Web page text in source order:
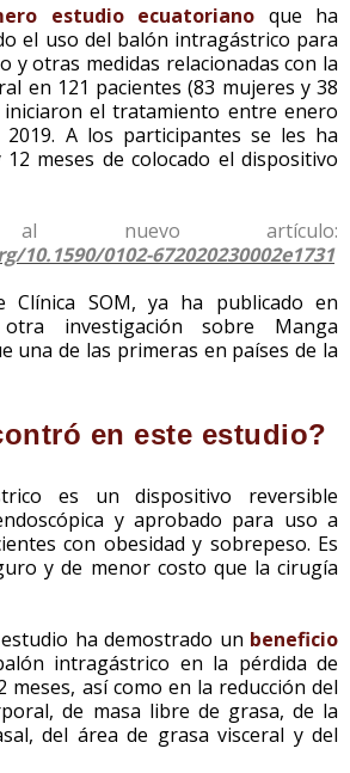
estudio ecuatoriano que ha
el uso del balón intragástrico para
y otras medidas relacionadas con la
en 121 pacientes (83 mujeres y 38
iniciaron el tratamiento entre enero
A los participantes se les ha
meses de colocado el dispositivo
al nuevo artículo:
0102-672020230002e1731
Clínica SOM, ya ha publicado en
investigación sobre Manga
una de las primeras en países de la
en este estudio?
es un dispositivo reversible
y aprobado para uso a
con obesidad y sobrepeso. Es
y de menor costo que la cirugía
ha demostrado un beneficio
intragástrico en la pérdida de
meses, así como en la reducción del
de masa libre de grasa, de la
del área de grasa visceral y del